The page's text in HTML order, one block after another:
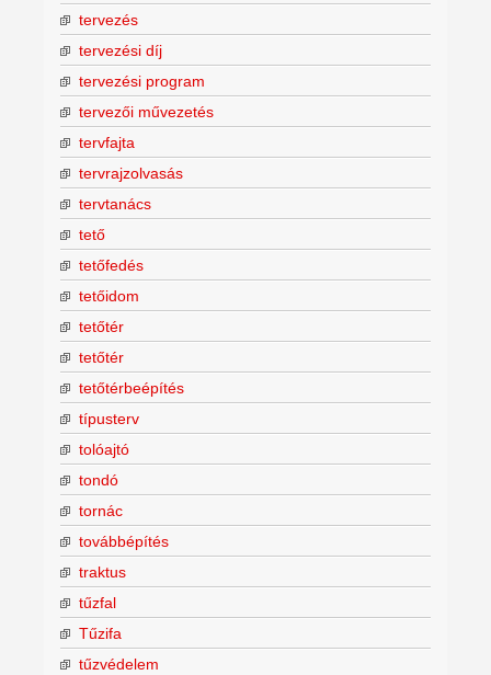
tervezés
tervezési díj
tervezési program
tervezői művezetés
tervfajta
tervrajzolvasás
tervtanács
tető
tetőfedés
tetőidom
tetőtér
tetőtér
tetőtérbeépítés
típusterv
tolóajtó
tondó
tornác
továbbépítés
traktus
tűzfal
Tűzifa
tűzvédelem